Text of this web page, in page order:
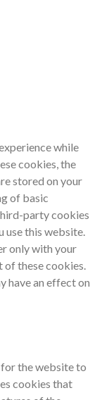
while
cookies, the
stored on your
of basic
party cookies
use this website.
only with your
of these cookies.
have an effect on
the website to
cookies that